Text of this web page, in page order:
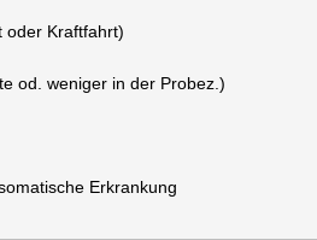
oder Kraftfahrt)
od. weniger in der Probez.)
Erkrankung